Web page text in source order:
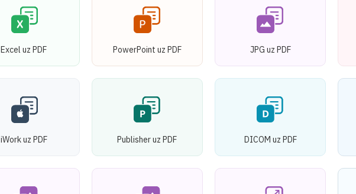
Excel uz PDF PowerPoint uz PDF JPG uz PDF
iWork uz PDF Publisher uz PDF DICOM uz PDF